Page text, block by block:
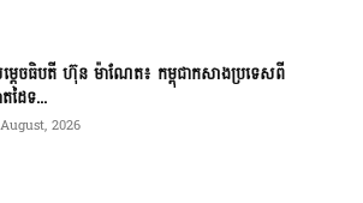
ដេចធិបតី ហ៊ុន ម៉ាណែត៖ កម្ពុជាកសាងប្រទេសពី
ដៃទ...
2026